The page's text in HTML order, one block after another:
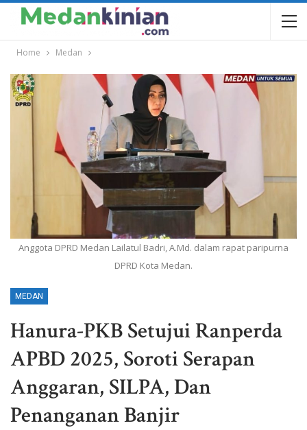
Home Medan
Anggota DPRD Medan Lailatul Badri, A.Md. dalam rapat paripurna
DPRD Kota Medan.
MEDAN
Hanura-PKB Setujui Ranperda
APBD 2025, Soroti Serapan
Anggaran, SILPA, Dan
Penanganan Banjir